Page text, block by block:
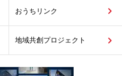
おうちリンク
地域共創プロジェクト